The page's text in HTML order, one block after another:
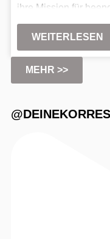
ihre Mission für
WEITERLESEN
MEHR >>